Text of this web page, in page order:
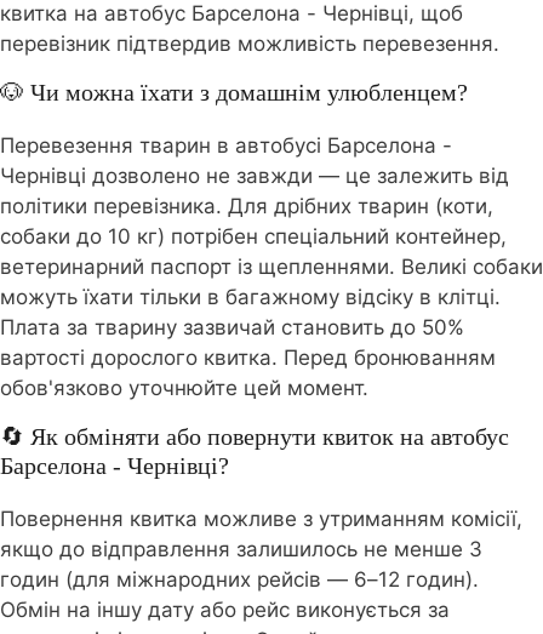
квитка на автобус Барселона - Чернівці, щоб
перевізник підтвердив можливість перевезення.
🐶 Чи можна їхати з домашнім улюбленцем?
Перевезення тварин в автобусі Барселона -
Чернівці дозволено не завжди — це залежить від
політики перевізника. Для дрібних тварин (коти,
собаки до 10 кг) потрібен спеціальний контейнер,
ветеринарний паспорт із щепленнями. Великі собаки
можуть їхати тільки в багажному відсіку в клітці.
Плата за тварину зазвичай становить до 50%
вартості дорослого квитка. Перед бронюванням
обов'язково уточнюйте цей момент.
🔄 Як обміняти або повернути квиток на автобус
Барселона - Чернівці?
Повернення квитка можливе з утриманням комісії,
якщо до відправлення залишилось не менше 3
годин (для міжнародних рейсів — 6–12 годин).
Обмін на іншу дату або рейс виконується за